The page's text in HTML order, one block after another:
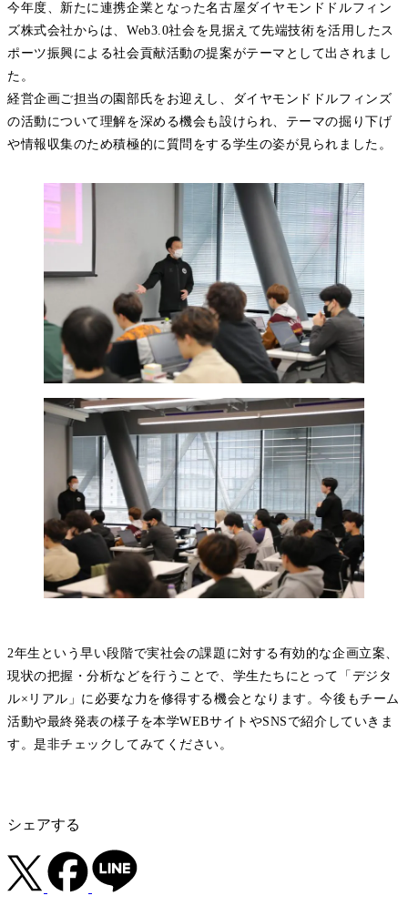
今年度、新たに連携企業となった名古屋ダイヤモンドドルフィン
ズ株式会社からは、Web3.0社会を見据えて先端技術を活用したス
ポーツ振興による社会貢献活動の提案がテーマとして出されまし
た。
経営企画ご担当の園部氏をお迎えし、ダイヤモンドドルフィンズ
の活動について理解を深める機会も設けられ、テーマの掘り下げ
や情報収集のため積極的に質問をする学生の姿が見られました。
2年生という早い段階で実社会の課題に対する有効的な企画立案、
現状の把握・分析などを行うことで、学生たちにとって「デジタ
ル×リアル」に必要な力を修得する機会となります。今後もチーム
活動や最終発表の様子を本学WEBサイトやSNSで紹介していきま
す。是非チェックしてみてください。
シェアする